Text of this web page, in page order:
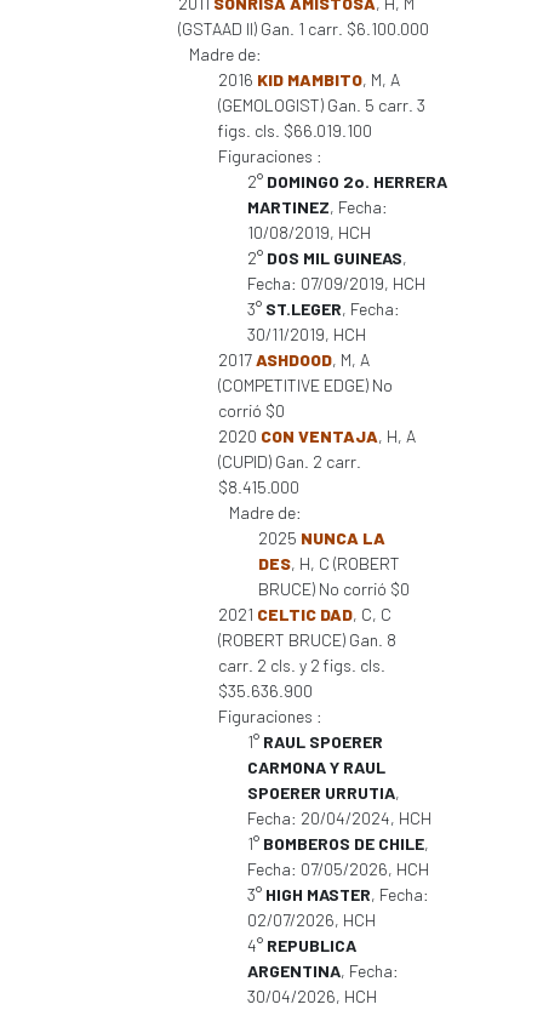
(GSTAAD II) Gan. 1 carr. $6.100.000
Madre de:
2016 KID MAMBITO, M, A
(GEMOLOGIST) Gan. 5 carr. 3
figs. cls. $66.019.100
Figuraciones :
2° DOMINGO 2o. HERRERA
MARTINEZ, Fecha:
10/08/2019, HCH
2° DOS MIL GUINEAS,
Fecha: 07/09/2019, HCH
3° ST.LEGER, Fecha:
30/11/2019, HCH
2017ASHDOOD, M, A
(COMPETITIVE EDGE) No
corrió $0
2020 CON VENTAJA, H, A
(CUPID) Gan. 2 carr.
$8.415.000
Madre de:
2025 NUNCA LA
DES, H, C (ROBERT
BRUCE) No corrió $0
2021 CELTIC DAD, C, C
(ROBERT BRUCE) Gan. 8
carr. 2 cls. y 2 figs. cls.
$35.636.900
Figuraciones :
1° RAUL SPOERER
CARMONA Y RAUL
SPOERER URRUTIA,
Fecha: 20/04/2024, HCH
1° BOMBEROS DE CHILE,
Fecha: 07/05/2026, HCH
3° HIGH MASTER, Fecha:
02/07/2026, HCH
4° REPUBLICA
ARGENTINA, Fecha:
30/04/2026, HCH